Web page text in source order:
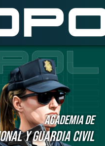
ACADEMIA DE
Y GUARDIA CIVIL